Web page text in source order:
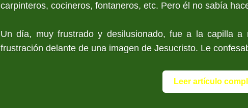
carpinteros, cocineros, fontaneros, etc. Pero él no sabía
Un día, muy frustrado y desilusionado, fue a la capilla
frustración delante de una imagen de Jesucristo. Le
Leer artículo